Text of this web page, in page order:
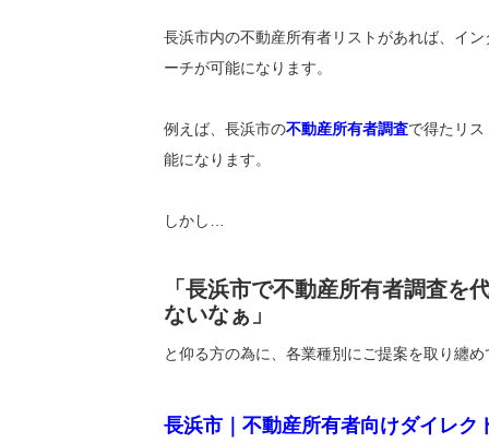
長浜市内の不動産所有者リストがあれば、イ
ーチが可能になります。
例えば、長浜市の不動産所有者調査で得たリ
能になります。
しかし…
「長浜市で不動産所有者調査を
ないなぁ」
と仰る方の為に、各業種別にご提案を取り纏
長浜市｜不動産所有者向けダイレ